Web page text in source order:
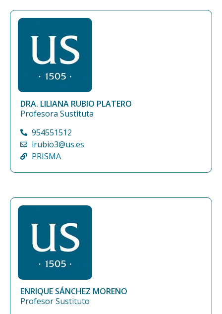
DRA. LILIANA RUBIO PLATERO
Profesora Sustituta
954551512
lrubio3@us.es
PRISMA
ENRIQUE SÁNCHEZ MORENO
Profesor Sustituto